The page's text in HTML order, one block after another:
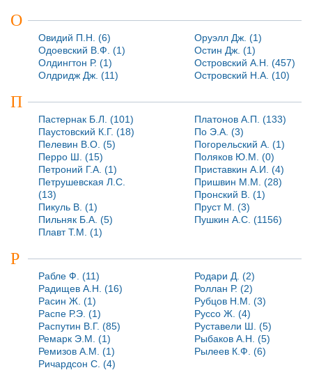
О
Овидий П.Н. (6)
Одоевский В.Ф. (1)
Олдингтон Р. (1)
Олдридж Дж. (11)
Оруэлл Дж. (1)
Остин Дж. (1)
Островский А.Н. (457)
Островский Н.А. (10)
П
Пастернак Б.Л. (101)
Паустовский К.Г. (18)
Пелевин В.О. (5)
Перро Ш. (15)
Петроний Г.А. (1)
Петрушевская Л.С.
(13)
Пикуль В. (1)
Пильняк Б.А. (5)
Плавт Т.М. (1)
Платонов А.П. (133)
По Э.А. (3)
Погорельский А. (1)
Поляков Ю.М. (0)
Приставкин А.И. (4)
Пришвин М.М. (28)
Пронский В. (1)
Пруст М. (3)
Пушкин А.С. (1156)
Р
Рабле Ф. (11)
Радищев А.Н. (16)
Расин Ж. (1)
Распе Р.Э. (1)
Распутин В.Г. (85)
Ремарк Э.М. (1)
Ремизов А.М. (1)
Ричардсон С. (4)
Родари Д. (2)
Роллан Р. (2)
Рубцов Н.М. (3)
Руссо Ж. (4)
Руставели Ш. (5)
Рыбаков А.Н. (5)
Рылеев К.Ф. (6)